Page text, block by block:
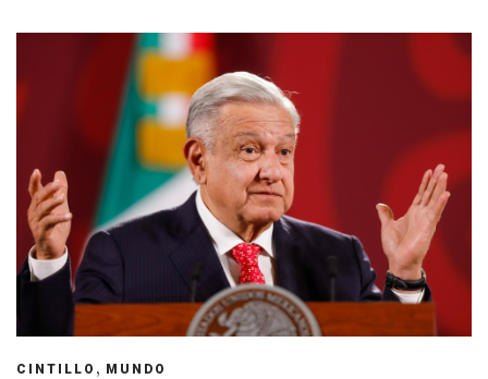
CINTILLO , MUNDO